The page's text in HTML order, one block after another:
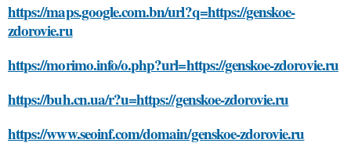
https://maps.google.com.bn/url?q=https://genskoe-
zdorovie.ru
https://morimo.info/o.php?url=https://genskoe-zdorovie.ru
https://buh.cn.ua/r?u=https://genskoe-zdorovie.ru
https://www.seoinf.com/domain/genskoe-zdorovie.ru